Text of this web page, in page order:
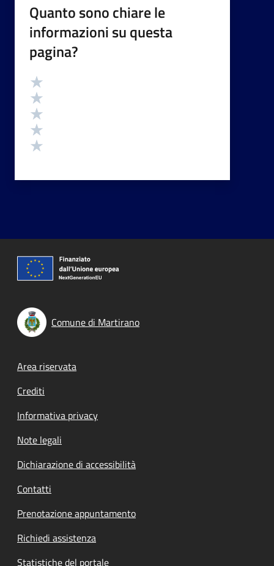
Quanto sono chiare le
informazioni su questa
pagina?
Valutazione
Comune di Martirano
Footer menu
Area riservata
Crediti
Informativa privacy
Note legali
Dichiarazione di accessibilità
Contatti
Prenotazione appuntamento
Richiedi assistenza
Statistiche del portale